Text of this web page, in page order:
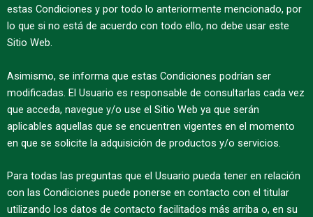
estas Condiciones y por todo lo anteriormente mencionado, por
lo que si no está de acuerdo con todo ello, no debe usar este
Sitio Web.
Asimismo, se informa que estas Condiciones podrían ser
modificadas. El Usuario es responsable de consultarlas cada vez
que acceda, navegue y/o use el Sitio Web ya que serán
aplicables aquellas que se encuentren vigentes en el momento
en que se solicite la adquisición de productos y/o servicios.
Para todas las preguntas que el Usuario pueda tener en relación
con las Condiciones puede ponerse en contacto con el titular
utilizando los datos de contacto facilitados más arriba o, en su